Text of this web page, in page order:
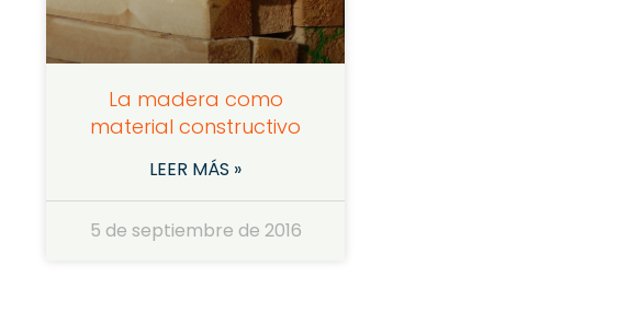
La madera como
material constructivo
LEER MÁS »
5 de septiembre de 2016